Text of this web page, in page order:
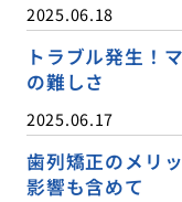
2025.06.18
トラブル発生！
の難しさ
2025.06.17
歯列矯正のメリ
影響も含めて